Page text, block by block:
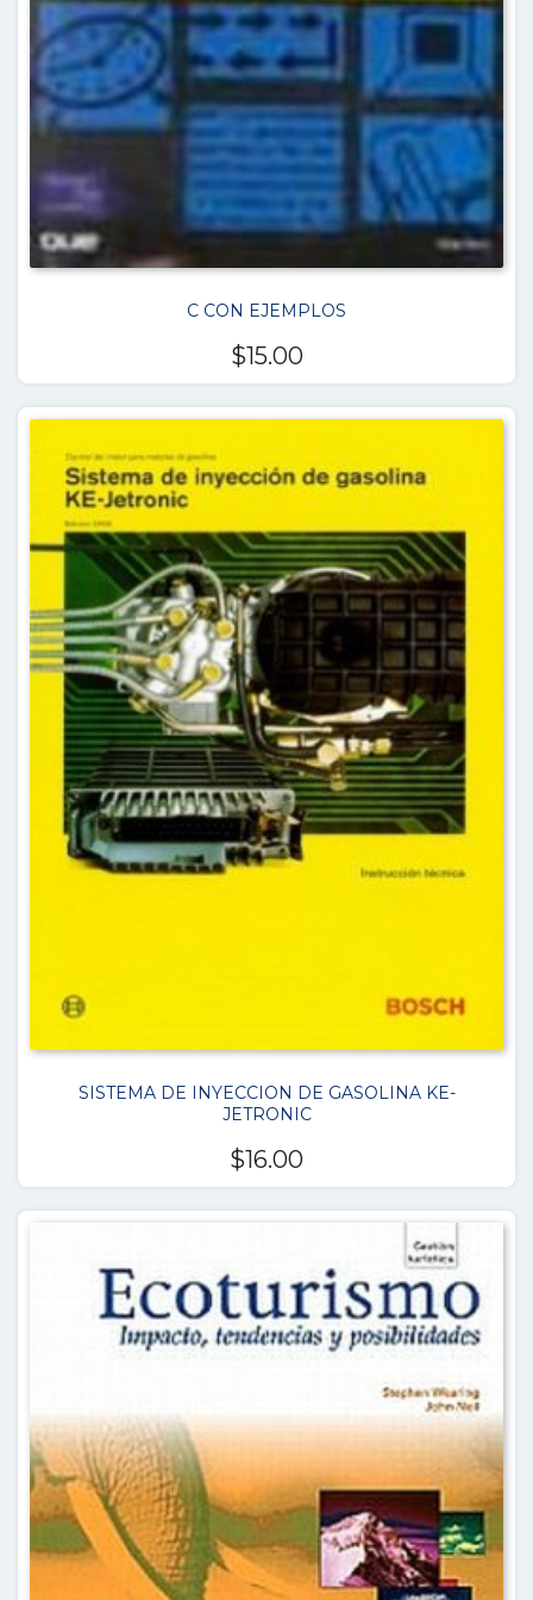
C CON EJEMPLOS
$15.00
SISTEMA DE INYECCION DE GASOLINA KE-
JETRONIC
$16.00